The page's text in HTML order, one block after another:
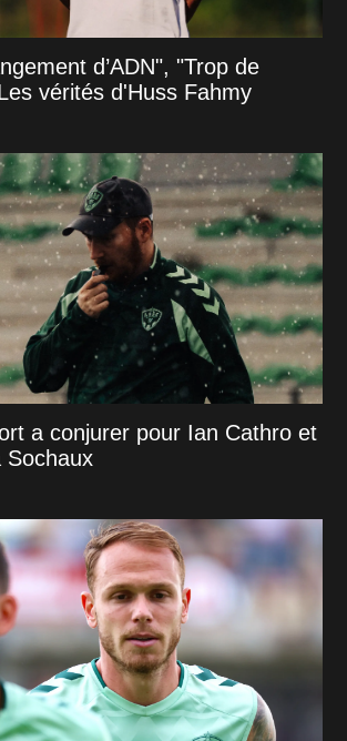
d’ADN", "Trop de
vérités d'Huss Fahmy
a conjurer pour Ian Cathro et
Sochaux